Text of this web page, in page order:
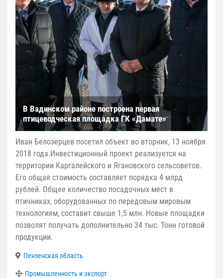
В Вадинском районе построена первая
птицеводческая площадка ГК «Дамате»
Иван Белозерцев посетил объект во вторник, 13 ноября
2018 года.Инвестиционный проект реализуется на
территории Каргалейского и Ягановского сельсоветов.
Его общая стоимость составляет порядка 4 млрд
рублей. Общее количество посадочных мест в
птичниках, оборудованных по передовым мировым
технологиям, составит свыше 1,5 млн. Новые площадки
позволят получать дополнительно 34 тыс. Тонн готовой
продукции.
Пензенская область
Промышленность и экспорт